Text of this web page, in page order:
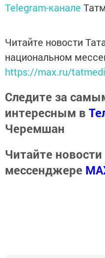
Telegram-канале
Читайте новости
национальном
https://max.ru/
Следите за
интересным в
Черемшан
Читайте
мессенджере